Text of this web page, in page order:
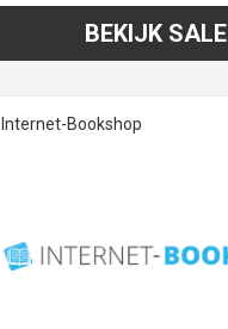
BEKIJK SALE
Internet-Bookshop